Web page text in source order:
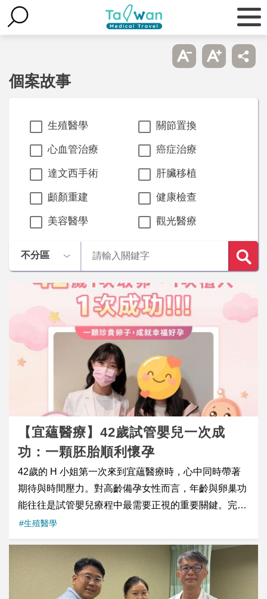
個案故事
生殖醫學 關節置換
心血管治療 癌症治療
達文西手術 肝臟移植
顱顏重建 健康檢查
美容醫學 觀光醫療
【宜蘊醫療】42歲試管嬰兒一次成
功：一顆胚胎順利懷孕
42歲的 H 小姐第一次來到宜蘊醫療時，心中同時帶著
期待與時間壓力。對高齡備孕女性而言，年齡與卵巢功
能往往是試管嬰兒療程中最需要正視的重要關鍵。完成
初步檢查後，張至婷醫師與 H 小姐詳細討論目前身體狀
況、卵巢功能以及後續療程方向。 考量年齡、卵巢條件
與時間成本後，醫療團隊做出一個重要決定：直接進入
試管嬰兒（IVF）療程。 高齡備孕合併子宮息肉，取卵
同步處理子宮環境 在療程評估過程中，H 小姐同時被發
#生殖醫學